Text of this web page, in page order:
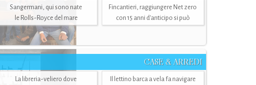
Sangermani, qui sono nate
le Rolls-Royce del mare
Fincantieri, raggiungere Net zero
con 15 anni d'anticipo si può
CASE & ARREDI
La libreria-veliero dove
Il lettino barca a vela fa navigare